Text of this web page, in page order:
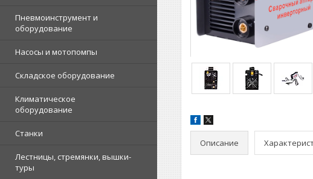
Пневмоинструмент и
оборудование
Насосы и мотопомпы
Складское оборудование
Климатическое
оборудование
Станки
Лестницы, стремянки, вышки-
туры
Описание